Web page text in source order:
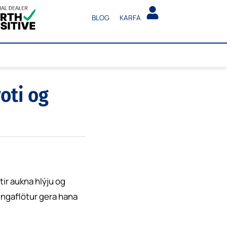
BLOG KARFA
og
aukna hlýju og
gera hana